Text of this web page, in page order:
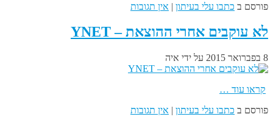
פורסם ב כתבו עלי בעיתון | אין תגובות
לא עוקבים אחרי ההוצאת – YNET
8 בפברואר 2015 על ידי איה
קראו עוד …
פורסם ב כתבו עלי בעיתון | אין תגובות